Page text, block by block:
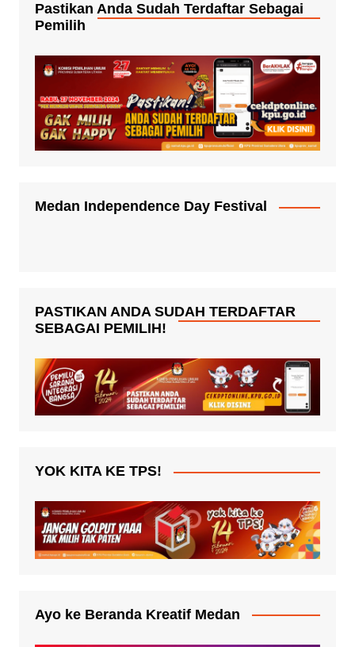
Pastikan Anda Sudah Terdaftar Sebagai
Pemilih
Medan Independence Day Festival
PASTIKAN ANDA SUDAH TERDAFTAR
SEBAGAI PEMILIH!
YOK KITA KE TPS!
Ayo ke Beranda Kreatif Medan